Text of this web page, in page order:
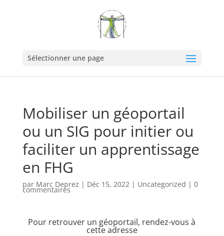
Sélectionner une page
Mobiliser un géoportail
ou un SIG pour initier ou
faciliter un apprentissage
en FHG
par Marc Deprez | Déc 15, 2022| Uncategorized | 0
commentaires
Pour retrouver un géoportail, rendez-vous à
cette adresse